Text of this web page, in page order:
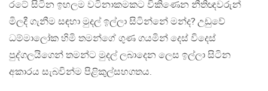
රටේ සිටින ඉහලම වටිනාකමකට විකිණෙන නීතිඥවරුන්
මිලදී ගැනීම සඳහා මුදල් ඉල්ලා සිටින්නේ මන්ද? උඩුවේ
ධම්මාලෝක හිමි තමන්ගේ ගුණ ගයමින් දෙස් විදෙස්
පුද්ගලයිගෙන් තමන්ට මුදල් ලබාදෙන ලෙස ඉල්ලා සිටින
අකාරය සැබවින්ම පිළිකුල්සහගතය.